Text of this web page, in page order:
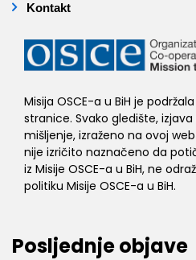
Kontakt
Misija OSCE-a u BiH je
stranice. Svako gledište, izjava
mišljenje, izraženo na ovoj
nije izričito naznačeno da
iz Misije OSCE-a u BiH, ne
politiku Misije OSCE-a u BiH.
Posljednje objave